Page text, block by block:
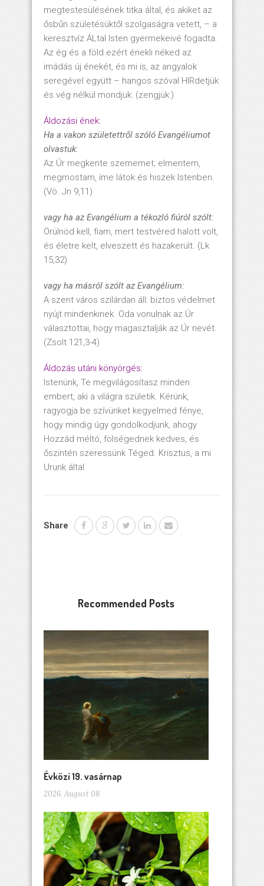
megtestesülésének titka által, és akiket az
ősbűn születésüktől szolgaságra vetett, – a
keresztvíz ÁLtal Isten gyermekeivé fogadta.
Az ég és a föld ezért énekli néked az
imádás új énekét, és mi is, az angyalok
seregével együtt – hangos szóval HIRdetjük
és vég nélkül mondjuk: (zengjük:)
Áldozási ének:
Ha a vakon születettről szóló Evangéliumot
olvastuk:
Az Úr megkente szememet; elmentem,
megmostam, íme látok és hiszek Istenben.
(Vö. Jn 9,11)
vagy ha az Evangélium a tékozló fiúról szólt:
Örülnöd kell, fiam, mert testvéred halott volt,
és életre kelt, elveszett és hazakerült. (Lk
15,32)
vagy ha másról szólt az Evangélium:
A szent város szilárdan áll: biztos védelmet
nyújt mindenkinek. Oda vonulnak az Úr
választottai, hogy magasztalják az Úr nevét.
(Zsolt 121,3-4)
Áldozás utáni könyörgés:
Istenünk, Te megvilágosítasz minden
embert, aki a világra születik. Kérünk,
ragyogja be szívünket kegyelmed fénye,
hogy mindig úgy gondolkodjunk, ahogy
Hozzád méltó, fölségednek kedves, és
őszintén szeressünk Téged. Krisztus, a mi
Urunk által.
Share
Recommended Posts
Évközi 19. vasárnap
2026. August 08